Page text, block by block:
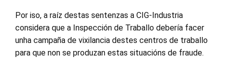
Por iso, a raíz destas sentenzas a CIG-Industria
considera que a Inspección de Traballo debería facer
unha campaña de vixilancia destes centros de traballo
para que non se produzan estas situacións de fraude.